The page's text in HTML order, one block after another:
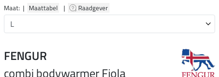
Maat: | Maattabel | Raadgever
FENGUR
combi bodywarmer Fjola